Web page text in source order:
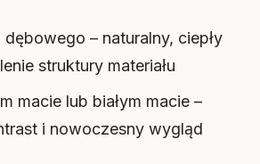
– naturalny, ciepły
struktury materiału
macie lub białym macie –
i nowoczesny wygląd